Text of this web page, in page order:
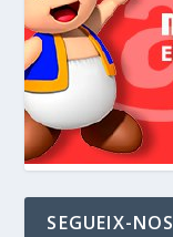
SEGUEIX-NOS